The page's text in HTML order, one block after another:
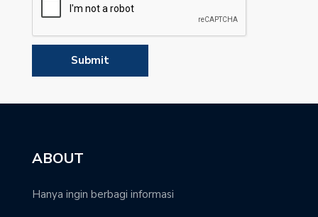
ABOUT
Hanya ingin berbagi informasi